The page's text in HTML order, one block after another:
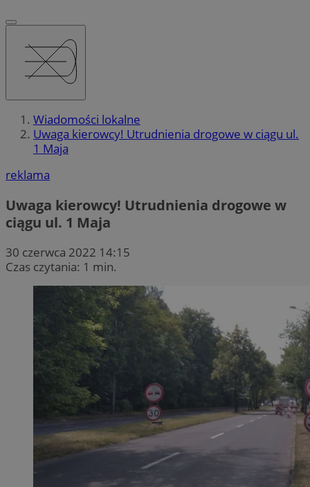
Wiadomości lokalne
Uwaga kierowcy! Utrudnienia drogowe w ciągu ul.
1 Maja
reklama
Uwaga kierowcy! Utrudnienia drogowe w
ciągu ul. 1 Maja
30 czerwca 2022 14:15
Czas czytania: 1 min.